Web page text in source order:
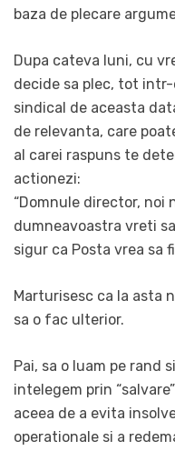
baza de plecare
Dupa cateva luni, cu
decide sa plec, tot
sindical de aceasta
de relevanta, care
al carei raspuns te
actionezi:
“Domnule director, noi
dumneavoastra vreti
sigur ca Posta vrea sa
Marturisesc ca la asta
sa o fac ulterior.
Pai, sa o luam pe rand
intelegem prin
aceea de a evita
operationale si a